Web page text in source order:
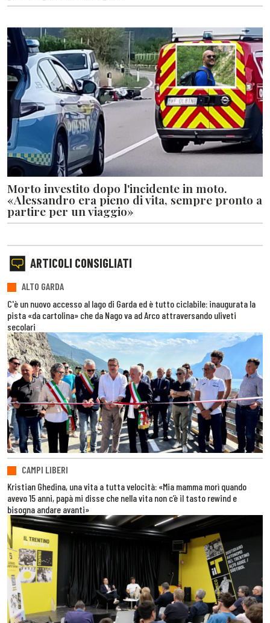
Morto investito dopo l'incidente in moto.
«Alessandro era pieno di vita, sempre pronto a
partire per un viaggio»
ARTICOLI CONSIGLIATI
ALTO GARDA
C'è un nuovo accesso al lago di Garda ed è tutto ciclabile: inaugurata la
pista «da cartolina» che da Nago va ad Arco attraversando uliveti
secolari
CAMPI LIBERI
Kristian Ghedina, una vita a tutta velocità: «Mia mamma morì quando
avevo 15 anni, papà mi disse che nella vita non c’è il tasto rewind e
bisogna andare avanti»